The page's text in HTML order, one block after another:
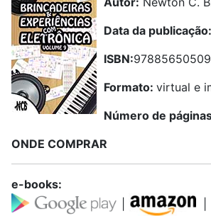
Data da publicação:
ISBN:
Formato: virtual e
Número de
ONDE COMPRAR
e-books: